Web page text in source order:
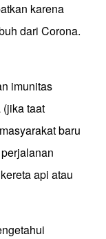
karena
dari Corona.
imunitas
taat
baru
api atau